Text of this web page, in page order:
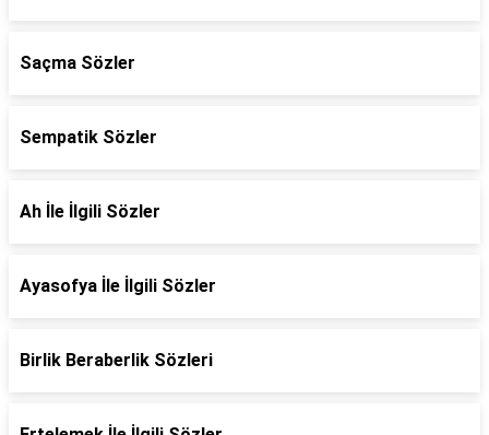
Saçma Sözler
Sempatik Sözler
Ah İle İlgili Sözler
Ayasofya İle İlgili Sözler
Birlik Beraberlik Sözleri